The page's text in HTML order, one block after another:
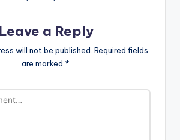
Leave a Reply
will not be published. Required fields
are marked *